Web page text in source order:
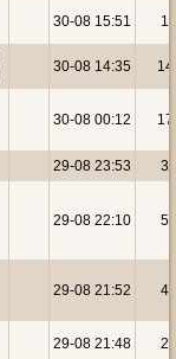
30-08 15:51 1
30-08 14:35 14
30-08 00:12 17
29-08 23:53
3
29-08 22:10 5
29-08 21:52 4
29-08 21:48 2